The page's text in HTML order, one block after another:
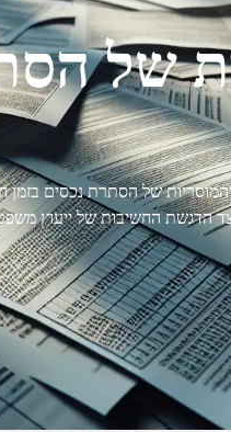
של
של הסתרת נכסים בזמן
הדגשת החשיבות של ייעוץ